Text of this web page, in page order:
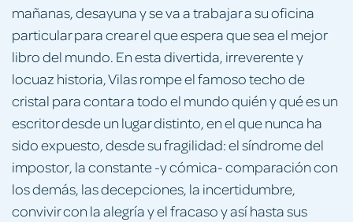
mañanas, desayuna y se va a trabajar a su oficina
particular para crear el que espera que sea el mejor
libro del mundo. En esta divertida, irreverente y
locuaz historia, Vilas rompe el famoso techo de
cristal para contar a todo el mundo quién y qué es un
escritor desde un lugar distinto, en el que nunca ha
sido expuesto, desde su fragilidad: el síndrome del
impostor, la constante -y cómica- comparación con
los demás, las decepciones, la incertidumbre,
convivir con la alegría y el fracaso y así hasta sus